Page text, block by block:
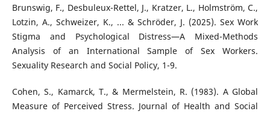
Brunswig, F., Desbuleux-Rettel, J., Kratzer, L., Holmström, C.,
Lotzin, A., Schweizer, K., ... & Schröder, J. (2025). Sex Work
Stigma and Psychological Distress—A Mixed-Methods
Analysis of an International Sample of Sex Workers.
Sexuality Research and Social Policy, 1-9.
Cohen, S., Kamarck, T., & Mermelstein, R. (1983). A Global
Measure of Perceived Stress. Journal of Health and Social